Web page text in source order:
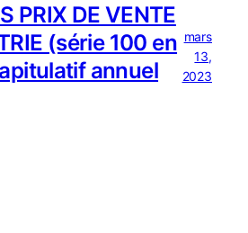
PRIX DE VENTE
(série 100 en
annuel
mars
13,
2023